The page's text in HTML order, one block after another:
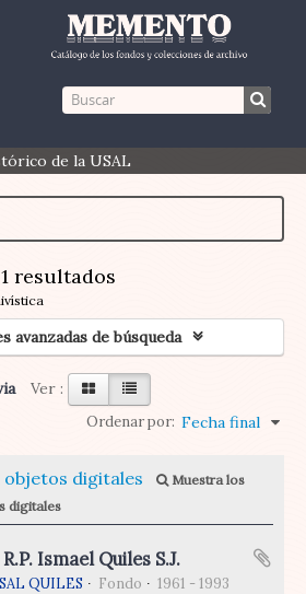
de la USAL
resultados
avanzadas de búsqueda
Ver :
Ordenar por: Fecha final
objetos digitales
Muestra los
digitales
Ismael Quiles S.J.
QUILES Fondo 1961 - 1993